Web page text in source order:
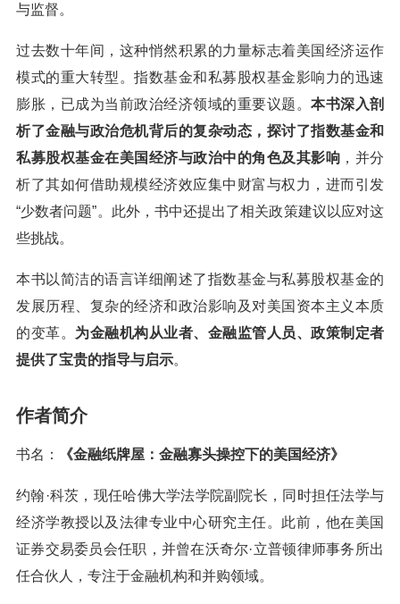
与监督。
过去数十年间，这种悄然积累的力量标志着美国经济运作
模式的重大转型。指数基金和私募股权基金影响力的迅速
膨胀，已成为当前政治经济领域的重要议题。 本书深入剖
析了金融与政治危机背后的复杂动态，探讨了指数基金和
私募股权基金在美国经济与政治中的角色及其影响 ，并分
析了其如何借助规模经济效应集中财富与权力，进而引发
“少数者问题”。此外，书中还提出了相关政策建议以应对这
些挑战。
本书以简洁的语言详细阐述了指数基金与私募股权基金的
发展历程、复杂的经济和政治影响及对美国资本主义本质
的变革。 为金融机构从业者、金融监管人员、政策制定者
提供了宝贵的指导与启示。
作者简介
书名： 《金融纸牌屋：金融寡头操控下的美国经济》
约翰·科茨，现任哈佛大学法学院副院长，同时担任法学与
经济学教授以及法律专业中心研究主任。此前，他在美国
证券交易委员会任职，并曾在沃奇尔·立普顿律师事务所出
任合伙人，专注于金融机构和并购领域。